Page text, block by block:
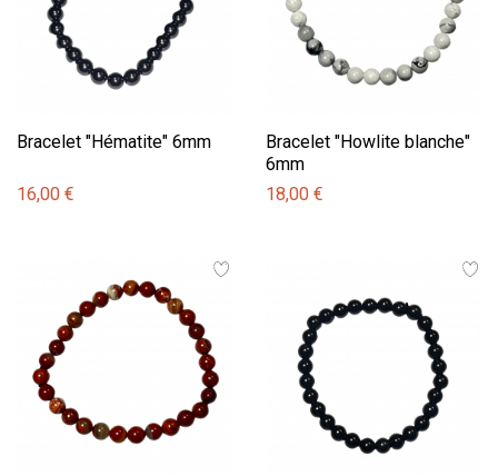
Bracelet "Hématite" 6mm
16,00 €
Bracelet "Howlite blanche"
6mm
18,00 €